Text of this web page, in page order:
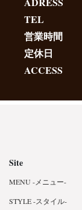
TEL
営業時間
定休日
ACCESS
Site
MENU -メニュー-
STYLE -スタイル-